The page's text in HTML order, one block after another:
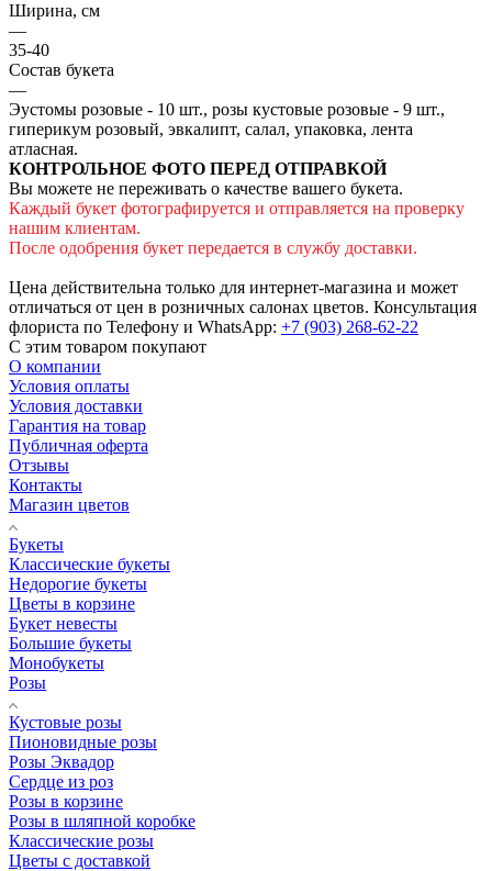
Ширина, см
—
35-40
Состав букета
—
Эустомы розовые - 10 шт., розы кустовые розовые - 9 шт.,
гиперикум розовый, эвкалипт, салал, упаковка, лента
атласная.
КОНТРОЛЬНОЕ ФОТО ПЕРЕД ОТПРАВКОЙ
Вы можете не переживать о качестве вашего букета.
Каждый букет фотографируется и отправляется на проверку
нашим клиентам.
После одобрения букет передается в службу доставки.
Цена действительна только для интернет-магазина и может
отличаться от цен в розничных салонах цветов. Консультация
флориста по Телефону и WhatsApp: +7 (903) 268-62-22
С этим товаром покупают
О компании
Условия оплаты
Условия доставки
Гарантия на товар
Публичная оферта
Отзывы
Контакты
Магазин цветов
Букеты
Классические букеты
Недорогие букеты
Цветы в корзине
Букет невесты
Большие букеты
Монобукеты
Розы
Кустовые розы
Пионовидные розы
Розы Эквадор
Сердце из роз
Розы в корзине
Розы в шляпной коробке
Классические розы
Цветы с доставкой